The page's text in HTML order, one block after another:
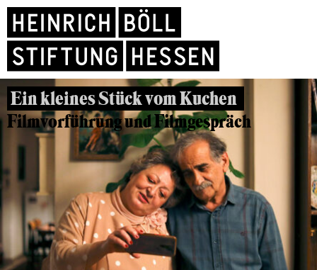
Ein kleines Stück vom Kuchen
Filmvorführung und Filmgespräch